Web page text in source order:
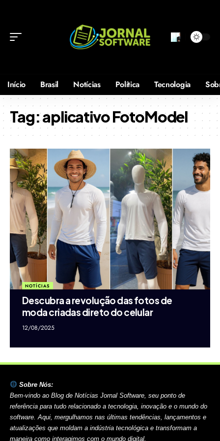
Início Brasil Notícias Política Tecnologia
Tag:aplicativo FotoModel
NOTÍCIAS
Descubra a revolução das fotos de
moda criadas direto do celular
12/08/2025
Sobre Nós:
Bem-vindo ao Blog de Notícias Jornal Software, seu ponto de
referência para tudo relacionado a tecnologia, inovação e o mundo do
software. Aqui, mergulhamos nas últimas tendências, lançamentos e
atualizações que moldam a indústria tecnológica e transformam a
maneira como interagimos com o mundo digital.